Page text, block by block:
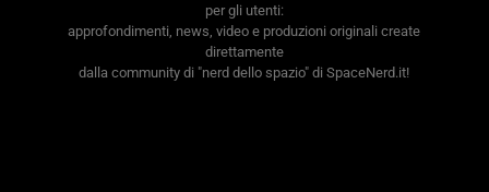
per gli utenti:
approfondimenti, news, video e produzioni originali create
direttamente
dalla community di "nerd dello spazio" di SpaceNerd.it!